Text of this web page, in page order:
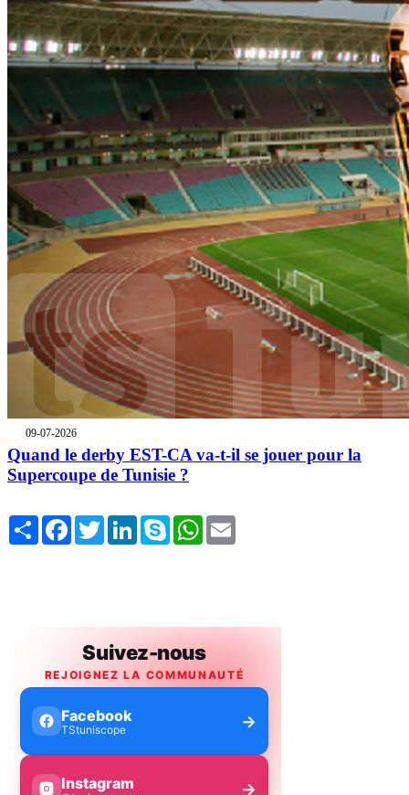
09-07-2026
Quand le derby EST-CA va-t-il se jouer pour la
Supercoupe de Tunisie ?
Share FacebookTwitterLinkedInSkype WhatsApp